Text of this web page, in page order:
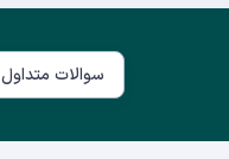
سوالات متداول